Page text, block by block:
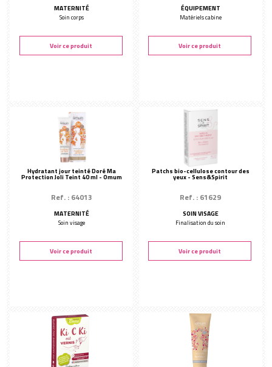
MATERNITÉ
Soin corps
Voir ce produit
ÉQUIPEMENT
Matériels cabine
Voir ce produit
Hydratant jour teinté Doré Ma
Protection Joli Teint 40 ml - Omum
Ref. : 64013
MATERNITÉ
Soin visage
Voir ce produit
Patchs bio-cellulose contour des
yeux - Sens&Spirit
Ref. : 61629
SOIN VISAGE
Finalisation du soin
Voir ce produit